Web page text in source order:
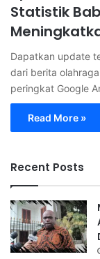
Statistik
Dapatkan update
dari berita
peringkat Google
Read More »
Recent Posts